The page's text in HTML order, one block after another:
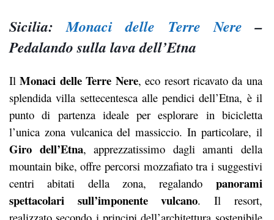
Sicilia:Monaci delle Terre Nere –
Pedalando sulla lava dell’Etna
IlMonaci delle Terre Nere, eco resort ricavato da una
splendida villa settecentesca alle pendici dell’Etna, è il
punto di partenza ideale per esplorare in bicicletta
l’unica zona vulcanica del massiccio. In particolare, il
Giro dell’Etna, apprezzatissimo dagli amanti della
mountain bike, offre percorsi mozzafiato tra i suggestivi
centri abitati della zona, regalando panorami
spettacolari sull’imponente vulcano. Il resort,